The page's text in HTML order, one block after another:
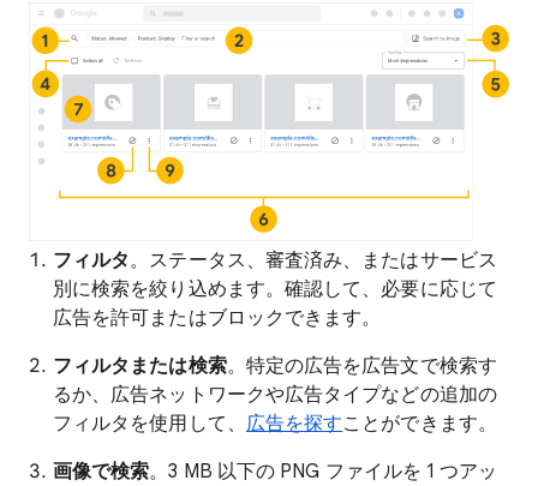
フィルタ。ステータス、審査済み、またはサービス
別に検索を絞り込めます。確認して、必要に応じて
広告を許可またはブロックできます。
フィルタまたは検索。特定の広告を広告文で検索す
るか、広告ネットワークや広告タイプなどの追加の
フィルタを使用して、 広告を探すことができます。
画像で検索。3 MB 以下の PNG ファイルを 1 つアッ